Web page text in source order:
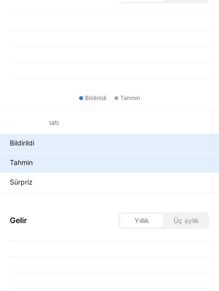
Bildirildi Tahmin
Sürdürme teminatı
Bildirildi
Tahmin
Sürpriz
Gelir Yıllık Üç aylık